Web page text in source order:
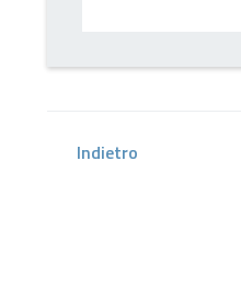
Indietro